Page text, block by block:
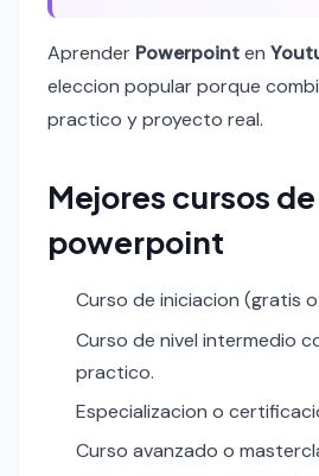
Aprender Powerpointen
eleccion popular porque
practico y proyecto real.
Mejores cursos de
powerpoint
Curso de iniciacion (gratis
Curso de nivel intermedio
practico.
Especializacion o
Curso avanzado o